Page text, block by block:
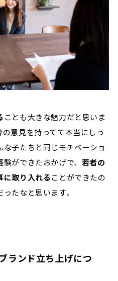
ことも大きな魅力だと思いま
意見を持ってて本当にしっ
子たちと同じモチベーショ
ができたおかげで、 若者の
に取り入れることができたの
たなと思います。
ランド立ち上げにつ